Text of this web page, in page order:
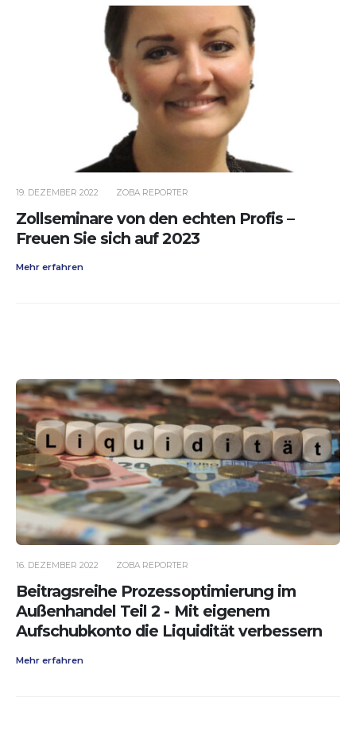
19. DEZEMBER 2022 ZOBA REPORTER
Zollseminare von den echten Profis –
Freuen Sie sich auf 2023
Mehr erfahren
16. DEZEMBER 2022 ZOBA REPORTER
Beitragsreihe Prozessoptimierung im
Außenhandel Teil 2 - Mit eigenem
Aufschubkonto die Liquidität verbessern
Mehr erfahren